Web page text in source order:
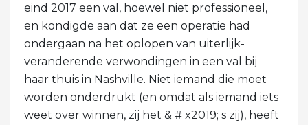
eind 2017 een val, hoewel niet professioneel,
en kondigde aan dat ze een operatie had
ondergaan na het oplopen van uiterlijk-
veranderende verwondingen in een val bij
haar thuis in Nashville. Niet iemand die moet
worden onderdrukt (en omdat als iemand iets
weet over winnen, zij het & # x2019; s zij), heeft